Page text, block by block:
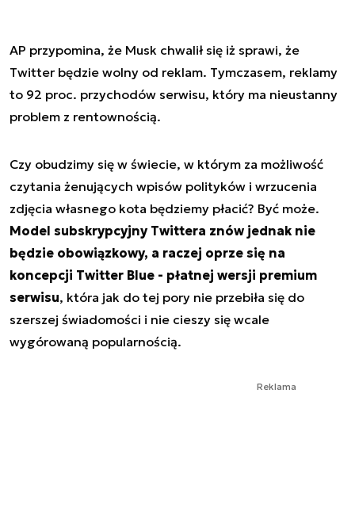
AP przypomina, że Musk chwalił się iż sprawi, że
Twitter będzie wolny od reklam. Tymczasem, reklamy
to 92 proc. przychodów serwisu, który ma nieustanny
problem z rentownością.
Czy obudzimy się w świecie, w którym za możliwość
czytania żenujących wpisów polityków i wrzucenia
zdjęcia własnego kota będziemy płacić? Być może.
Model subskrypcyjny Twittera znów jednak nie
będzie obowiązkowy, a raczej oprze się na
koncepcji Twitter Blue - płatnej wersji premium
serwisu, która jak do tej pory nie przebiła się do
szerszej świadomości i nie cieszy się wcale
wygórowaną popularnością.
Reklama